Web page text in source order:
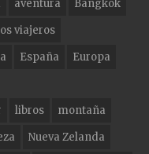
aventura
Bangkok
viajeros
España
Europa
libros
montaña
Nueva Zelanda